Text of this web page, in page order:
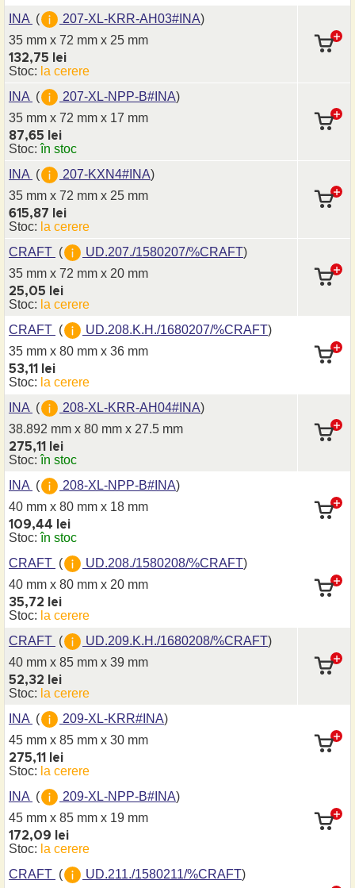
INA ( 207-XL-KRR-AH03#INA)
35 mm x 72 mm x 25 mm
132,75 lei
Stoc: la cerere
INA ( 207-XL-NPP-B#INA)
35 mm x 72 mm x 17 mm
87,65 lei
Stoc:în stoc
INA ( 207-KXN4#INA)
35 mm x 72 mm x 25 mm
615,87 lei
Stoc: la cerere
CRAFT ( UD.207./1580207/%CRAFT)
35 mm x 72 mm x 20 mm
25,05 lei
Stoc: la cerere
CRAFT ( UD.208.K.H./1680207/%CRAFT)
35 mm x 80 mm x 36 mm
53,11 lei
Stoc: la cerere
INA ( 208-XL-KRR-AH04#INA)
38.892 mm x 80 mm x 27.5 mm
275,11 lei
Stoc:în stoc
INA ( 208-XL-NPP-B#INA)
40 mm x 80 mm x 18 mm
109,44 lei
Stoc:în stoc
CRAFT ( UD.208./1580208/%CRAFT)
40 mm x 80 mm x 20 mm
35,72 lei
Stoc: la cerere
CRAFT ( UD.209.K.H./1680208/%CRAFT)
40 mm x 85 mm x 39 mm
52,32 lei
Stoc: la cerere
INA ( 209-XL-KRR#INA)
45 mm x 85 mm x 30 mm
275,11 lei
Stoc: la cerere
INA ( 209-XL-NPP-B#INA)
45 mm x 85 mm x 19 mm
172,09 lei
Stoc: la cerere
CRAFT ( UD.211./1580211/%CRAFT)